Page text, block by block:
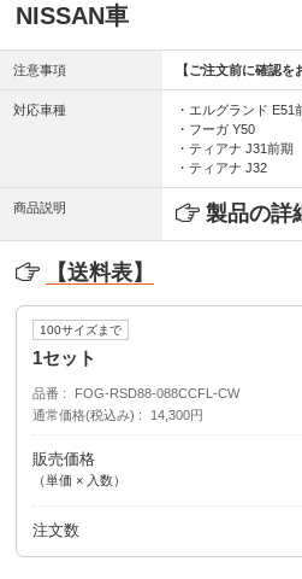
NISSAN車
注意事項 【ご注文前に確認を
対応車種
・エルグランド E51
・フーガ Y50
・ティアナ J31前期
・ティアナ J32
商品説明 製品の詳
【送料表】
100サイズまで
1セット
品番
FOG-RSD88-088CCFL-CW
通常価格(税込み)
14,300円
販売価格
（単価 × 入数）
注文数